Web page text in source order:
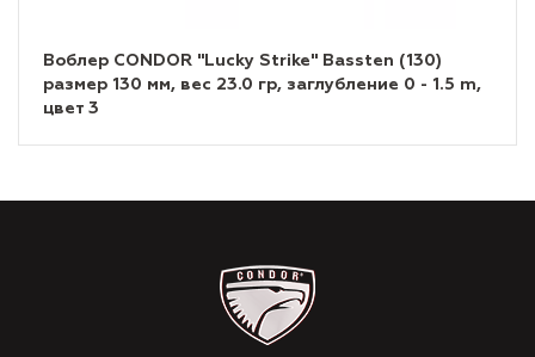
Воблер CONDOR "Lucky Strike" Bassten (130)
размер 130 мм, вес 23.0 гр, заглубление 0 - 1.5 m,
цвет 3